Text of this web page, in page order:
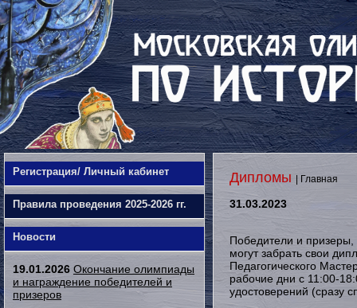
Регистрация/ Личный кабинет
Правила проведения 2025-2026 гг.
Новости
19.01.2026 Окончание олимпиады
и награждение победителей и
призеров
Дипломы | Главная
31.03.2023
Победители и призеры,
могут забрать свои
Педагогического
рабочие дни с 11:00-
удостоверений (сразу